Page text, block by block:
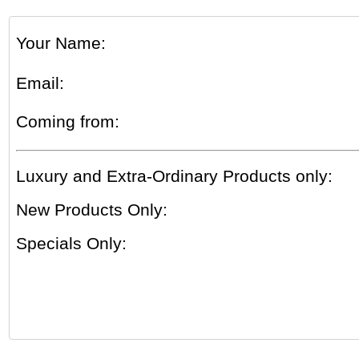
Your Name:
Email:
Coming from:
Luxury and Extra-Ordinary Products only:
New Products Only:
Specials Only: